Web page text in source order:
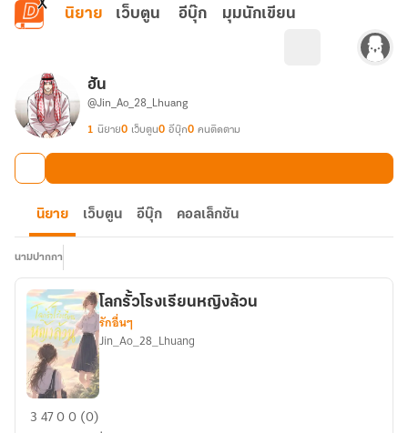
ข้ามไปยังเนื้อหาหลัก
นิยาย เว็บตูน อีบุ๊ก มุมนักเขียน
ฮัน
@Jin_Ao_28_Lhuang
1 นิยาย0 เว็บตูน0 อีบุ๊ก0 คนติดตาม
นิยาย เว็บตูน อีบุ๊ก คอลเล็กชัน
นามปากกา
โลก
โลกรั้วโรงเรียนหญิงล้วน
รักอื่นๆ
Jin_Ao_28_Lhuang
34700 (0)